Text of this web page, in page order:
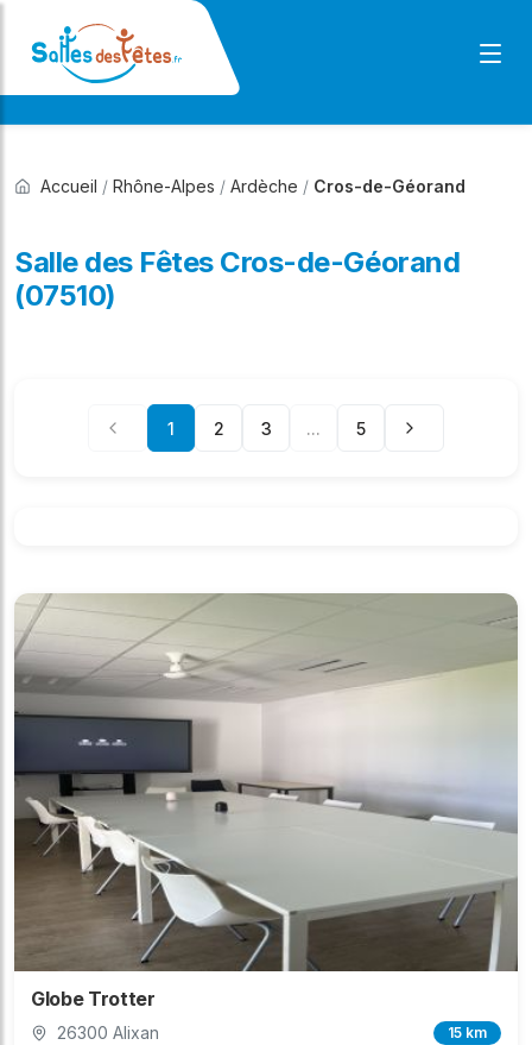
Accueil / Rhône-Alpes / Ardèche / Cros-de-Géorand
Salle des Fêtes Cros-de-Géorand
(07510)
1 2 3 ... 5
Globe Trotter
26300 Alixan 15 km